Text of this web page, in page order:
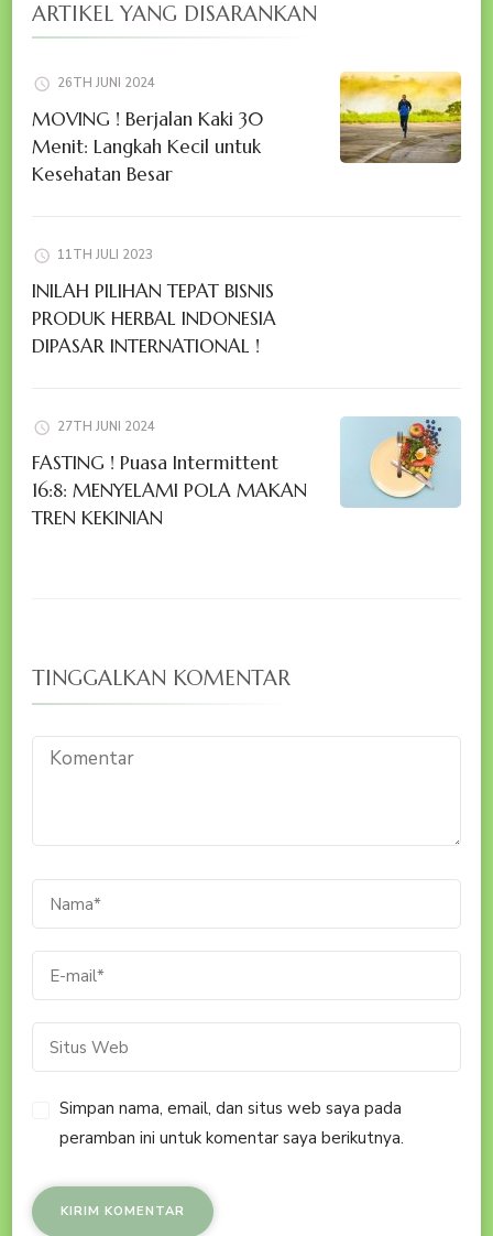
ARTIKEL YANG DISARANKAN
26TH JUNI 2024
MOVING ! Berjalan Kaki 30
Menit: Langkah Kecil untuk
Kesehatan Besar
11TH JULI 2023
INILAH PILIHAN TEPAT BISNIS
PRODUK HERBAL INDONESIA
DIPASAR INTERNATIONAL !
27TH JUNI 2024
FASTING ! Puasa Intermittent
16:8: MENYELAMI POLA MAKAN
TREN KEKINIAN
TINGGALKAN KOMENTAR
Simpan nama, email, dan situs web saya pada
peramban ini untuk komentar saya berikutnya.